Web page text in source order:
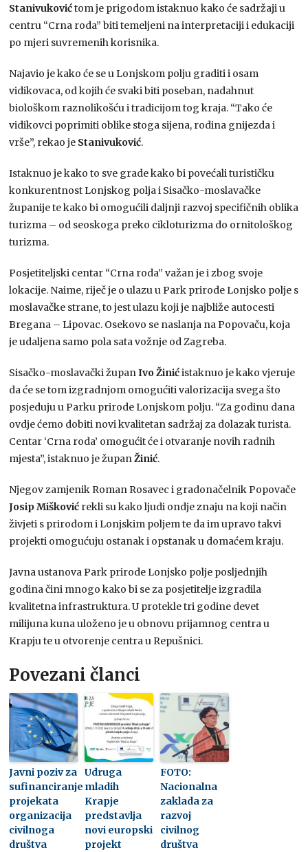
Stanivukovićtom je prigodom istaknuo kako će sadržaji u
centru “Crna roda” biti temeljeni na interpretaciji i edukaciji
po mjeri suvremenih korisnika.
Najavio je kako će se u Lonjskom polju graditi i osam
vidikovaca, od kojih će svaki biti poseban, nadahnut
biološkom raznolikošću i tradicijom tog kraja. “Tako će
vidikovci poprimiti oblike stoga sijena, rodina gnijezda i
vrše”, rekao je Stanivuković.
Istaknuo je kako to sve grade kako bi povećali turističku
konkurentnost Lonjskog polja i Sisačko-moslavačke
županije te kako bi omogućili daljnji razvoj specifičnih oblika
turizma – od seoskoga preko cikloturizma do ornitološkog
turizma.
Posjetiteljski centar “Crna roda” važan je i zbog svoje
lokacije. Naime, riječ je o ulazu u Park prirode Lonjsko polje s
moslavačke strane, to jest ulazu koji je najbliže autocesti
Bregana – Lipovac. Osekovo se naslanja na Popovaču, koja
je udaljena samo pola sata vožnje od Zagreba.
Sisačko-moslavački županIvo Žinićistaknuo je kako vjeruje
da će se tom izgradnjom omogućiti valorizacija svega što
posjeduju u Parku prirode Lonjskom polju. “Za godinu dana
ovdje ćemo dobiti novi kvalitetan sadržaj za dolazak turista.
Centar ‘Crna roda’ omogućit će i otvaranje novih radnih
mjesta”, istaknuo je županŽinić.
Njegov zamjenik Roman Rosavec i gradonačelnik Popovače
Josip Mišković rekli su kako ljudi ondje znaju na koji način
živjeti s prirodom i Lonjskim poljem te da im upravo takvi
projekti omogućuju ostanak i opstanak u domaćem kraju.
Javna ustanova Park prirode Lonjsko polje posljednjih
godina čini mnogo kako bi se za posjetitelje izgradila
kvalitetna infrastruktura. U protekle tri godine devet
milijuna kuna uloženo je u obnovu prijamnog centra u
Krapju te u otvorenje centra u Repušnici.
Povezani članci
Javni poziv za
sufinanciranje
projekata
organizacija
civilnoga
društva
Udruga
mladih
Krapje
predstavlja
novi europski
projekt
FOTO:
Nacionalna
zaklada za
razvoj
civilnog
društva